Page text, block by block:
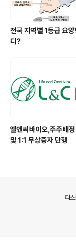
전국 지역별 1등급 요
디?
엘앤씨바이오,주주배
및 1:1 무상증자 단행
티스